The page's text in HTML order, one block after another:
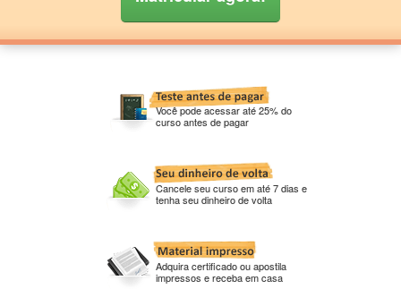
Você pode acessar até 25% do
curso antes de pagar
Cancele seu curso em até 7 dias e
tenha seu dinheiro de volta
Adquira certificado ou apostila
impressos e receba em casa